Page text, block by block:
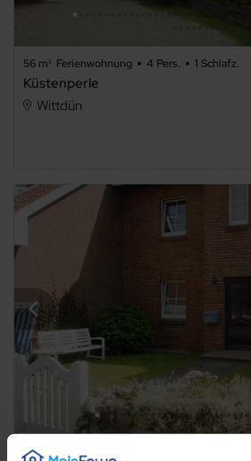
56 m² Ferienwohnung 4 Pers. 1 Schlafz.
Küstenperle
Wittdün
36 m²